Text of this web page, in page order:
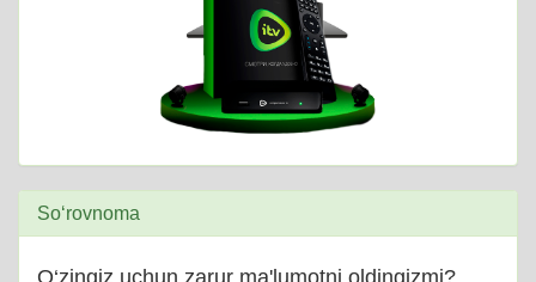
So‘rovnoma
O‘zingiz uchun zarur ma'lumotni oldingizmi?